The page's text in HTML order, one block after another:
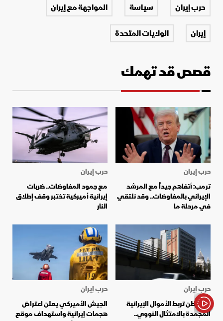
حرب إيران سياسة
المواجهة مع إيران
إيران
الولايات المتحدة
قصص قد تهمك
حرب إيران
ترمب: أتفاهم جيداً مع المرشد
الإيراني بالمفاوضات.. وقد نلتقي
في مرحلة ما
حرب إيران
مع جمود المفاوضات.. ضربات
إيرانية أميركية تختبر وقف إطلاق
النار
حرب إيران
واشنطن تربط الأموال الإيرانية
المجمدة بالامتثال النووي..
حرب إيران
الجيش الأميركي يعلن اعتراض
هجمات إيرانية واستهداف موقع